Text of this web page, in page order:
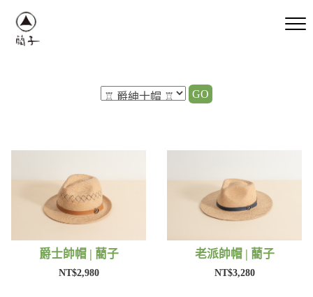
GO
爵士帥帽 | 藺子
NT$2,980
老派帥帽 | 藺子
NT$3,280